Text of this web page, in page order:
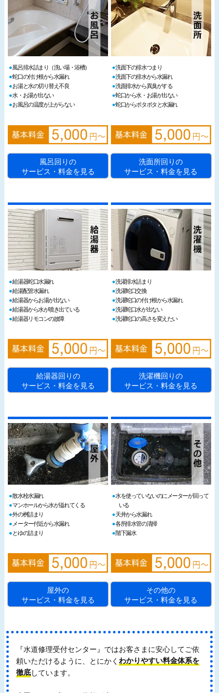
風呂排水詰まり（洗い場・浴槽）
蛇口の付け根から水漏れ
お湯と水の切り替え不良
水・お湯が出ない
お風呂の温度が上がらない
風呂回りの
サービス・料金を見る
洗面下の排水つまり
洗面下の排水から水漏れ
洗面排水から異臭がする
蛇口から水・お湯が出ない
蛇口からポタポタと水漏れ
洗面所回りの
サービス・料金を見る
給湯器蛇口水漏れ
給湯配管水漏れ
給湯器からお湯が出ない
給湯器から水が噴き出ている
給湯器リモコンの故障
給湯器回りの
サービス・料金を見る
洗濯排水詰まり
洗濯蛇口交換
洗濯蛇口の付け根から水漏れ
洗濯蛇口水が出ない
洗濯蛇口の高さを変えたい
洗濯機回りの
サービス・料金を見る
散水栓水漏れ
マンホールから水が溢れてくる
外の桝詰まり
メーター付近から水漏れ
とゆの詰まり
屋外の
サービス・料金を見る
水を使っていないのにメーターが回って
いる
天井から水漏れ
各所排水管の清掃
階下漏水
その他の
サービス・料金を見る
『水道修理受付センター』ではお客さまに安心してご依
頼いただけるように、とにかく わかりやすい料金体系を
徹底しています。